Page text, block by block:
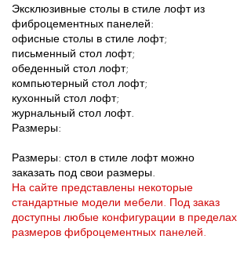
Эксклюзивные столы в стиле лофт из
фиброцементных панелей:
офисные столы в стиле лофт;
письменный стол лофт;
обеденный стол лофт;
компьютерный стол лофт;
кухонный стол лофт;
журнальный стол лофт.
Размеры:
Размеры: стол в стиле лофт можно
заказать под свои размеры.
На сайте представлены некоторые
стандартные модели мебели. Под заказ
доступны любые конфигурации в пределах
размеров фиброцементных панелей.